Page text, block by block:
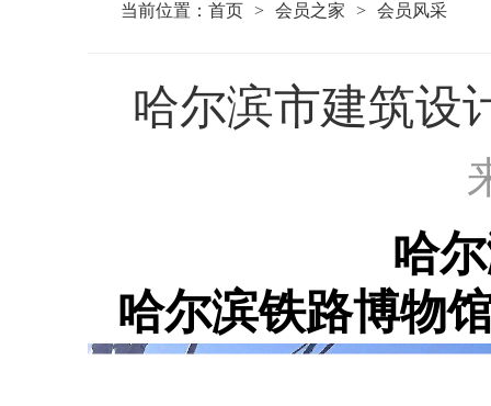
当前位置： 首页 > 会员之家 > 会员风采
哈尔滨市建筑设
哈
哈尔滨铁路博物